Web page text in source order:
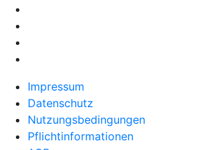
Impressum
Datenschutz
Nutzungsbedingungen
Pflichtinformationen